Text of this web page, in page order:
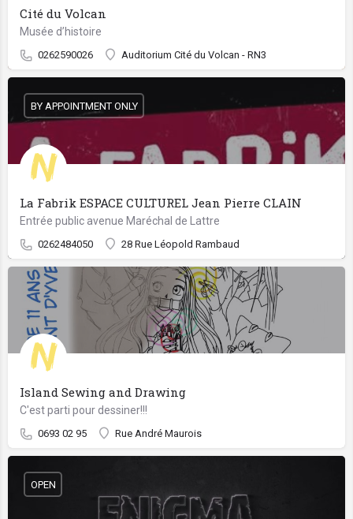
Cité du Volcan
Musée d’histoire
0262590026 Auditorium Cité du Volcan - RN3
La Fabrik ESPACE CULTUREL Jean Pierre CLAIN
Entrée public avenue Maréchal de Lattre
0262484050 28 Rue Léopold Rambaud
BY APPOINTMENT ONLY
Island Sewing and Drawing
C'est parti pour dessiner!!!
0693 02 95 Rue André Maurois
OPEN